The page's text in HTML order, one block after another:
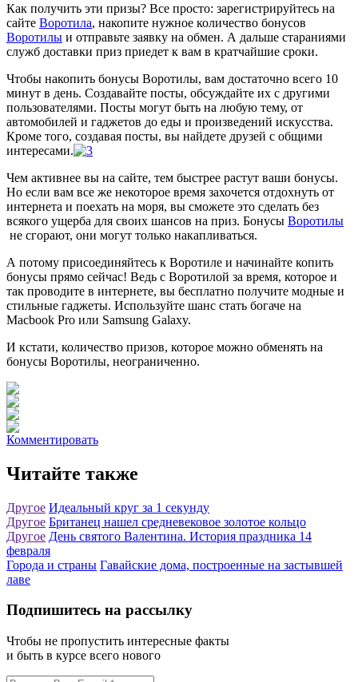
Как получить эти призы? Все просто: зарегистрируйтесь на
сайте Воротила, накопите нужное количество бонусов
Воротилы и отправьте заявку на обмен. А дальше стараниями
служб доставки приз приедет к вам в кратчайшие сроки.
Чтобы накопить бонусы Воротилы, вам достаточно всего 10
минут в день. Создавайте посты, обсуждайте их с другими
пользователями. Посты могут быть на любую тему, от
автомобилей и гаджетов до еды и произведений искусства.
Кроме того, создавая посты, вы найдете друзей с общими
интересами.
Чем активнее вы на сайте, тем быстрее растут ваши бонусы.
Но если вам все же некоторое время захочется отдохнуть от
интернета и поехать на моря, вы сможете это сделать без
всякого ущерба для своих шансов на приз. Бонусы Воротилы
не сгорают, они могут только накапливаться.
А потому присоединяйтесь к Воротиле и начинайте копить
бонусы прямо сейчас! Ведь с Воротилой за время, которое и
так проводите в интернете, вы бесплатно получите модные и
стильные гаджеты. Используйте шанс стать богаче на
Macbook Pro или Samsung Galaxy.
И кстати, количество призов, которое можно обменять на
бонусы Воротилы, неограниченно.
Комментировать
Читайте также
Другое Идеальный круг за 1 секунду
Другое Британец нашел средневековое золотое кольцо
Другое День святого Валентина. История праздника 14
февраля
Города и страны Гавайские дома, построенные на застывшей
лаве
Подпишитесь на рассылку
Чтобы не пропустить интересные факты
и быть в курсе всего нового